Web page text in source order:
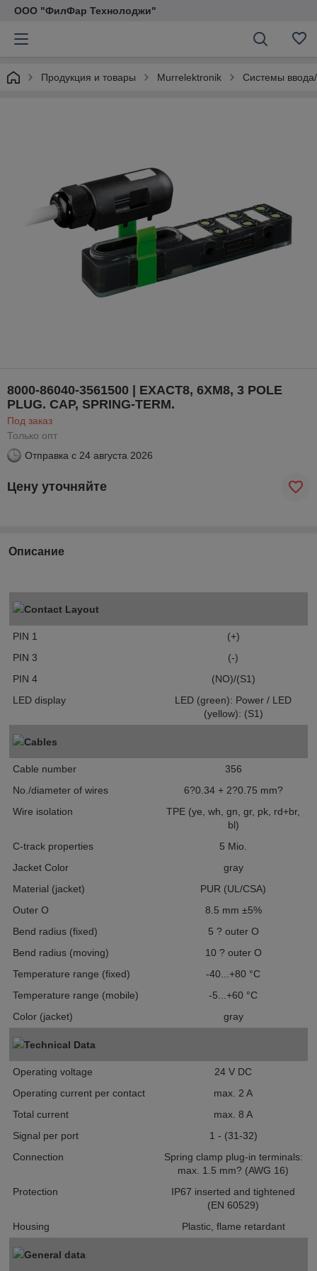
ООО "ФилФар Технолоджи"
Продукция и товары Murrelektronik Системы
8000-86040-3561500 | EXACT8, 6XM8, 3 POLE
PLUG. CAP, SPRING-TERM.
Под заказ
Только опт
Отправка с 24 августа 2026
Цену уточняйте
Описание
Contact Layout
PIN 1
(+)
PIN 3
(-)
PIN 4
(NO)/(S1)
LED display
LED (green): Power / LED
(yellow): (S1)
Cables
Cable number
356
No./diameter of wires
6?0.34 + 2?0.75 mm?
Wire isolation
TPE (ye, wh, gn, gr, pk, rd+br,
bl)
C-track properties
5 Mio.
Jacket Color
gray
Material (jacket)
PUR (UL/CSA)
Outer O
8.5 mm ±5%
Bend radius (fixed)
5 ? outer O
Bend radius (moving)
10 ? outer O
Temperature range (fixed)
-40...+80 °C
Temperature range (mobile)
-5...+60 °C
Color (jacket)
gray
Technical Data
Operating voltage
24 V DC
Operating current per contact
max. 2 A
Total current
max. 8 A
Signal per port
1 - (31-32)
Connection
Spring clamp plug-in terminals:
max. 1.5 mm? (AWG 16)
Protection
IP67 inserted and tightened
(EN 60529)
Housing
Plastic, flame retardant
General data